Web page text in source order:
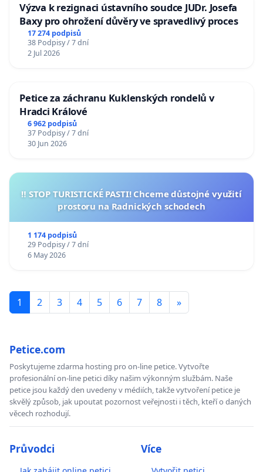
Výzva k rezignaci ústavního soudce JUDr. Josefa
Baxy pro ohrožení důvěry ve spravedlivý proces
17 274 podpisů
38 Podpisy / 7 dní
2 Jul 2026
Petice za záchranu Kuklenských rondelů v
Hradci Králové
6 962 podpisů
37 Podpisy / 7 dní
30 Jun 2026
‼️ STOP TURISTICKÉ PASTI! Chceme důstojné využití
prostoru na Radnických schodech
1 174 podpisů
29 Podpisy / 7 dní
6 May 2026
1 2 3 4 5 6 7 8 »
Petice.com
Poskytujeme zdarma hosting pro on-line petice. Vytvořte
profesionální on-line petici díky našim výkonným službám. Naše
petice jsou každý den uvedeny v médiích, takže vytvoření petice je
skvělý způsob, jak upoutat pozornost veřejnosti i těch, kteří o daných
věcech rozhodují.
Průvodci Více